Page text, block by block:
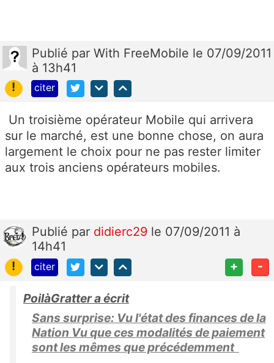
Publié par With FreeMobile le 07/09/2011
à 13h41
!
citer
Un troisième opérateur Mobile qui arrivera
sur le marché, est une bonne chose, on aura
largement le choix pour ne pas rester limiter
aux trois anciens opérateurs mobiles.
Publié par didierc29 le 07/09/2011 à
14h41
!
citer + -
PoilàGratter a écrit
Sans surprise: Vu l'état des finances de la
Nation Vu que ces modalités de paiement
sont les mêmes que précédemment